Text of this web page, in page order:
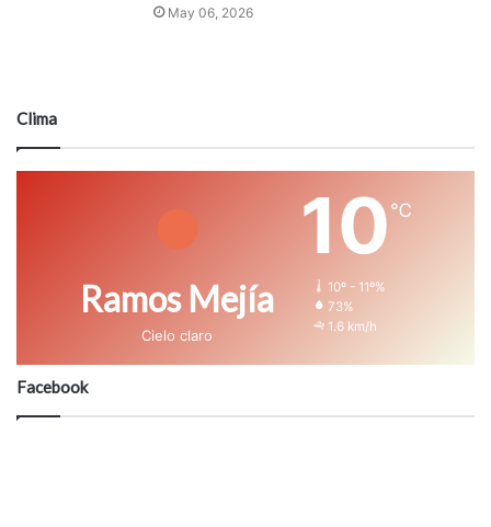
May 06, 2026
Clima
Ramos Mejía
Cielo claro
10 ℃
10º - 11º%
73%
1.6 km/h
Facebook